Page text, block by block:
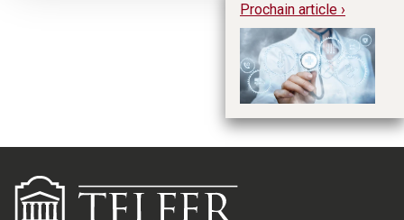
Prochain article ›